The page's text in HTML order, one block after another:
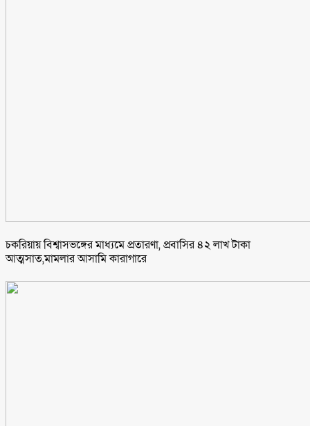
চকরিয়ায় বিশ্বাসভঙ্গের মাধ্যমে প্রতারণা, প্রবাসির ৪২ লাখ টাকা
আত্মসাত,মামলার আসামি কারাগারে